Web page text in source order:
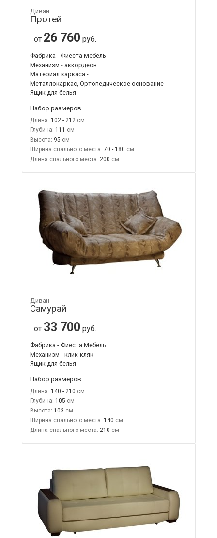
Диван
Протей
от 26 760 руб.
Фабрика - Фиеста Мебель
Механизм - аккордеон
Материал каркаса -
Металлокаркас, Ортопедическое основание
Ящик для белья
Набор размеров
Длина: 102 - 212
Глубина: 111
Высота: 95
Ширина спального места: 70 - 180
Длина спального места: 200
Диван
Самурай
от 33 700 руб.
Фабрика - Фиеста Мебель
Механизм - клик-кляк
Ящик для белья
Набор размеров
Длина: 140 - 210
Глубина: 105
Высота: 103
Ширина спального места: 140
Длина спального места: 210